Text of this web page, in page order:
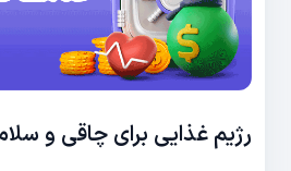
رژیم غذایی برای چاقی و